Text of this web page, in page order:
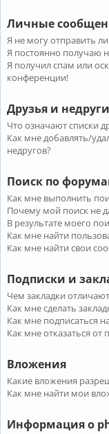
Личные
Я не могу отправить
Я постоянно получаю
Я получил спам или
конференции!
Друзья и недруги
Что означают списки
Как мне добавлять/
недругов?
Поиск по
Как мне выполнить
Почему мой поиск не
В результате моего
Как мне найти
Как мне найти свои
Подписки и
Чем закладки
Как мне сделать
Как мне подписаться
Как мне отказаться от
Вложения
Какие вложения
Как мне найти мои
Информация о